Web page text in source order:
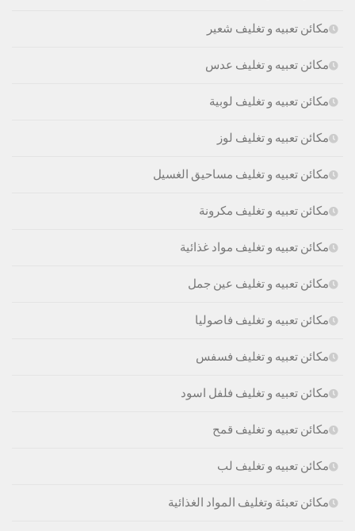
مكائن تعبيه و تغليف شعير
مكائن تعبيه و تغليف عدس
مكائن تعبيه و تغليف لوبية
مكائن تعبيه و تغليف لوز
مكائن تعبيه و تغليف مساحيق الغسيل
مكائن تعبيه و تغليف مكرونة
مكائن تعبيه و تغليف مواد غذائية
مكائن تعبيه و تغليف عين جمل
مكائن تعبيه و تغليف فاصوليا
مكائن تعبيه و تغليف فسفس
مكائن تعبيه و تغليف فلفل اسود
مكائن تعبيه و تغليف قمح
مكائن تعبيه و تغليف لب
مكائن تعبئة وتغليف المواد الغذائية